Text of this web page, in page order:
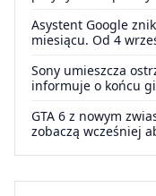
Asystent Google
miesiącu. Od 4
Sony umieszcza
informuje o końcu
GTA 6 z nowym
zobaczą wcześniej